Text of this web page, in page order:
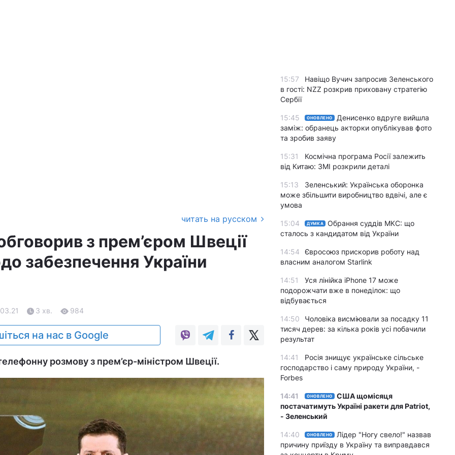
читать на русском
з прем’єром Швеції
забезпечення України
3 хв. 984
на нас в Google
розмову з прем’єр-міністром Швеції.
15:57
Навіщо Вучич запросив Зеленського
в гості: NZZ розкрив приховану стратегію
Сербії
15:45 ОНОВЛЕНО
Денисенко вдруге вийшла
заміж: обранець акторки опублікував фото
та зробив заяву
15:31
Космічна програма Росії залежить
від Китаю: ЗМІ розкрили деталі
15:13
Зеленський: Українська оборонка
може збільшити виробництво вдвічі, але є
умова
15:04 ДУМКА
Обрання суддів МКС: що
сталось з кандидатом від України
14:54
Євросоюз прискорив роботу над
власним аналогом Starlink
14:51
Уся лінійка iPhone 17 може
подорожчати вже в понеділок: що
відбувається
14:50
Чоловіка висміювали за посадку 11
тисяч дерев: за кілька років усі побачили
результат
14:41
Росія знищує українське сільське
господарство і саму природу України, -
Forbes
14:41 ОНОВЛЕНО
США щомісяця
постачатимуть Україні ракети для Patriot,
- Зеленський
14:40 ОНОВЛЕНО
Лідер "Ногу свело!" назвав
причину приїзду в Україну та виправдався